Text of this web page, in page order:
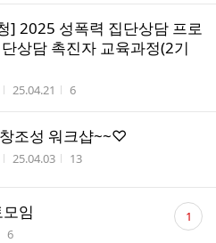
] 2025 성폭력 집단상담 프로
상담 촉진자 교육과정(2기
작성시간
25.04.21 조회수
6
조성 워크샵~~♡
작성시간
25.04.03 조회수
13
임
조회수
6
댓
글 1